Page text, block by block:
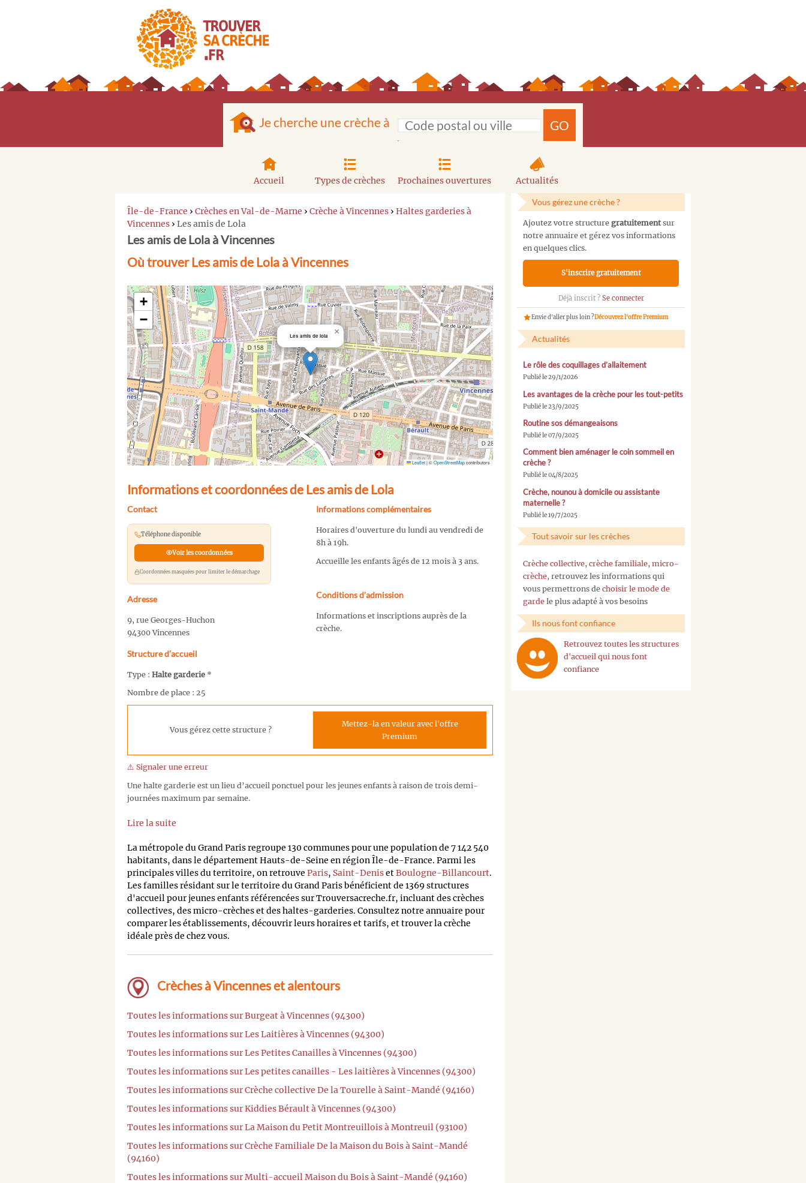
Je cherche une crèche à GO
Accueil Types de crèches Prochaines ouvertures Actualités
Île-de-France › Crèches en Val-de-Marne › Crèche à Vincennes › Haltes garderies à
Vincennes › Les amis de Lola
Les amis de Lola à Vincennes
Où trouver Les amis de Lola à Vincennes
Les amis de lola ×
+
−
Leaflet|©OpenStreetMapcontributors
Informations et coordonnées de Les amis de Lola
Contact
Téléphone disponible
Voir les coordonnées
Coordonnées masquées pour limiter le démarchage
Adresse
9, rue Georges-Huchon
94300 Vincennes
Structure d’accueil
Type : Halte garderie *
Nombre de place : 25
Informations complémentaires
Horaires d'ouverture du lundi au vendredi de
8h à 19h.
Accueille les enfants âgés de 12 mois à 3 ans.
Conditions d'admission
Informations et inscriptions auprès de la
crèche.
Vous gérez cette structure ?
Mettez-la en valeur avec l'offre
Premium
⚠️ Signaler une erreur
Une halte garderie est un lieu d’accueil ponctuel pour les jeunes enfants à raison de trois demi-
journées maximum par semaine.
Lire la suite
La métropole du Grand Paris regroupe 130 communes pour une population de 7 142 540
habitants, dans le département Hauts-de-Seine en région Île-de-France. Parmi les
principales villes du territoire, on retrouve Paris, Saint-DenisetBoulogne-Billancourt.
Les familles résidant sur le territoire du Grand Paris bénéficient de 1369 structures
d'accueil pour jeunes enfants référencées sur Trouversacreche.fr, incluant des crèches
collectives, des micro-crèches et des haltes-garderies. Consultez notre annuaire pour
comparer les établissements, découvrir leurs horaires et tarifs, et trouver la crèche
idéale près de chez vous.
Crèches à Vincennes et alentours
Toutes les informations sur Burgeat à Vincennes (94300)
Toutes les informations sur Les Laitières à Vincennes (94300)
Toutes les informations sur Les Petites Canailles à Vincennes (94300)
Toutes les informations sur Les petites canailles - Les laitières à Vincennes (94300)
Toutes les informations sur Crèche collective De la Tourelle à Saint-Mandé (94160)
Toutes les informations sur Kiddies Bérault à Vincennes (94300)
Toutes les informations sur La Maison du Petit Montreuillois à Montreuil (93100)
Toutes les informations sur Crèche Familiale De la Maison du Bois à Saint-Mandé
(94160)
Toutes les informations sur Multi-accueil Maison du Bois à Saint-Mandé (94160)
Vous gérez une crèche ?
Ajoutez votre structure gratuitementsur
notre annuaire et gérez vos informations
en quelques clics.
S'inscrire gratuitement
Déjà inscrit ? Se connecter
Envie d'aller plus loin ?Découvrez l'offre Premium
Actualités
Le rôle des coquillages d’allaitement
Publié le 29/1/2026
Les avantages de la crèche pour les tout-petits
Publié le 23/9/2025
Routine sos démangeaisons
Publié le 07/9/2025
Comment bien aménager le coin sommeil en
crèche ?
Publié le 04/8/2025
Crèche, nounou à domicile ou assistante
maternelle ?
Publié le 19/7/2025
Tout savoir sur les crèches
Crèche collective, crèche familiale, micro-
crèche, retrouvez les informations qui
vous permettrons de choisir le mode de
garde le plus adapté à vos besoins
Ils nous font confiance
Retrouvez toutes les structures
d'accueil qui nous font
confiance